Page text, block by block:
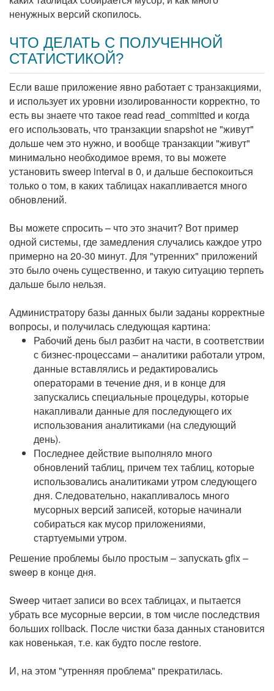
ненужных версий скопилось.
ЧТО ДЕЛАТЬ С ПОЛУЧЕННОЙ
СТАТИСТИКОЙ?
Если ваше приложение явно работает с транзакциями,
и использует их уровни изолированности корректно, то
есть вы знаете что такое read read_committed и когда
его использовать, что транзакции snapshot не "живут"
дольше чем это нужно, и вообще транзакции "живут"
минимально необходимое время, то вы можете
установить sweep interval в 0, и дальше беспокоиться
только о том, в каких таблицах накапливается много
обновлений.
Вы можете спросить – что это значит? Вот пример
одной системы, где замедления случались каждое утро
примерно на 20-30 минут. Для "утренних" приложений
это было очень существенно, и такую ситуацию терпеть
дальше было нельзя.
Администратору базы данных были заданы корректные
вопросы, и получилась следующая картина:
Рабочий день был разбит на части, в соответствии
с бизнес-процессами – аналитики работали утром,
данные вставлялись и редактировались
операторами в течение дня, и в конце для
запускались специальные процедуры, которые
накапливали данные для последующего их
использования аналитиками (на следующий
день).
Последнее действие выполняло много
обновлений таблиц, причем тех таблиц, которые
использовались аналитиками утром следующего
дня. Следовательно, накапливалось много
мусорных версий записей, которые начинали
собираться как мусор приложениями,
стартуемыми утром.
Решение проблемы было простым – запускать gfix –
sweep в конце дня.
Sweep читает записи во всех таблицах, и пытается
убрать все мусорные версии, в том числе последствия
больших rollback. После чистки база данных становится
как новенькая, т.е. как будто после restore.
И, на этом "утренняя проблема" прекратилась.